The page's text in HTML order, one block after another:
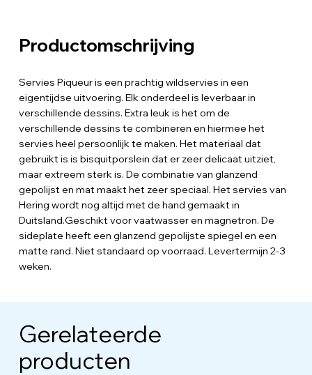
Productomschrijving
Servies Piqueur is een prachtig wildservies in een
eigentijdse uitvoering. Elk onderdeel is leverbaar in
verschillende dessins. Extra leuk is het om de
verschillende dessins te combineren en hiermee het
servies heel persoonlijk te maken. Het materiaal dat
gebruikt is is bisquitporslein dat er zeer delicaat uitziet,
maar extreem sterk is. De combinatie van glanzend
gepolijst en mat maakt het zeer speciaal. Het servies van
Hering wordt nog altijd met de hand gemaakt in
Duitsland.Geschikt voor vaatwasser en magnetron. De
sideplate heeft een glanzend gepolijste spiegel en een
matte rand. Niet standaard op voorraad. Levertermijn 2-3
weken.
Gerelateerde
producten